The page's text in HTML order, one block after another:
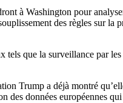
à Washington pour
des règles sur la
que la surveillance par
Trump a déjà montré
données européennes